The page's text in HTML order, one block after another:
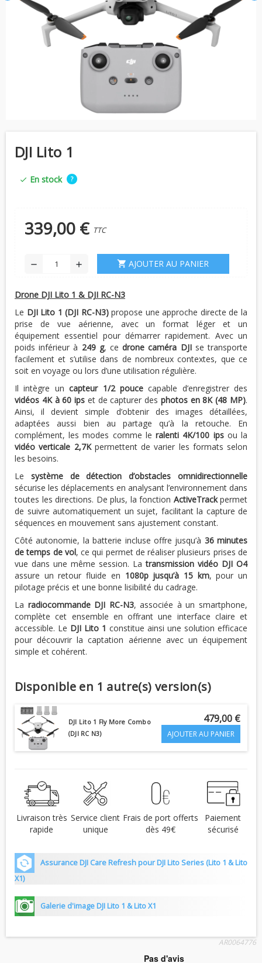
DJI Lito 1
check En stock ?
339,00 € TTC
remove add shopping_cart AJOUTER AU PANIER
Drone DJI Lito 1 & DJI RC-N3
Le DJI Lito 1 (DJI RC-N3)propose une approche directe de la
prise de vue aérienne, avec un format léger et un
équipement essentiel pour démarrer rapidement. Avec un
poids inférieur à 249 g, cedrone caméra DJIse transporte
facilement et s’utilise dans de nombreux contextes, que ce
soit en voyage ou lors d’une utilisation régulière.
Il intègre uncapteur 1/2 poucecapable d’enregistrer des
vidéos 4K à 60 ips et de capturer des photos en 8K (48 MP).
Ainsi, il devient simple d’obtenir des images détaillées,
adaptées aussi bien au partage qu’à la retouche. En
complément, les modes comme leralenti 4K/100 ipsou la
vidéo verticale 2,7Kpermettent de varier les formats selon
les besoins.
Le système de détection d’obstacles omnidirectionnelle
sécurise les déplacements en analysant l’environnement dans
toutes les directions. De plus, la fonction ActiveTrackpermet
de suivre automatiquement un sujet, facilitant la capture de
séquences en mouvement sans ajustement constant.
Côté autonomie, la batterie incluse offre jusqu’à 36 minutes
de temps de vol, ce qui permet de réaliser plusieurs prises de
vue dans une même session. Latransmission vidéo DJI O4
assure un retour fluide en 1080p jusqu’à 15 km, pour un
pilotage précis et une bonne lisibilité du cadrage.
La radiocommande DJI RC-N3, associée à un smartphone,
complète cet ensemble en offrant une interface claire et
accessible. Le DJI Lito 1 constitue ainsi une solution efficace
pour découvrir la captation aérienne avec un équipement
simple et cohérent.
Disponible en 1 autre(s) version(s)
DJI Lito 1 Fly More Combo
(DJI RC N3)
479,00 €
AJOUTER AU PANIER
Livraison très
rapide
Service client
unique
Frais de port offerts
dès 49€
Paiement
sécurisé
Assurance DJI Care Refresh pour DJI Lito Series (Lito 1 & Lito
X1)
Galerie d'image DJI Lito 1 & Lito X1
AR0064776